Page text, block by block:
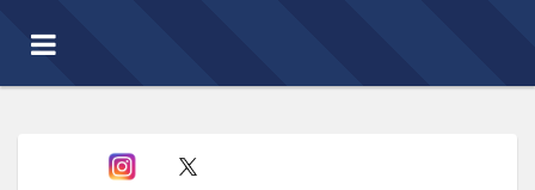
Toggle
navigation